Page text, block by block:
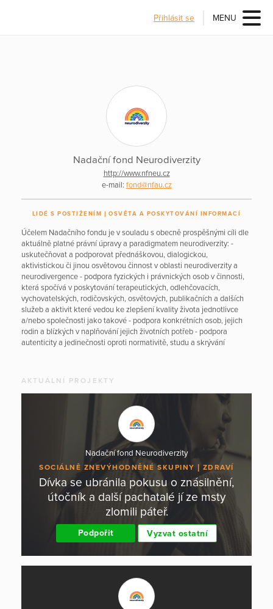
Přihlásit se MENU
Nadační fond Neurodiverzity
http://www.nfneu.cz
e-mail: fond@nfau.cz
LIDÉ S POSTIŽENÍM OSVĚTA A POSKYTOVÁNÍ INFORMACÍ
Účelem Nadačního fondu je v souladu s obecně prospěšnými cíli dle
aktuálně platné právní úpravy a paradigmatem neurodiverzity: -
uskutečňovat a podporovat přednáškovou, dialogickou,
aktivistickou či jinou osvětovou činnost v oblasti neurodiverzity a
neurodivergence - podpora fyzických i právnických osob v činnosti,
která spočívá v poskytování terapeutických, odlehčovacích,
vychovatelských, rodičovských, osvětových, publikačních a dalších
služeb a aktivit které vedou ke zlepšení kvality života jednotlivce
a/nebo společnosti jako takové - podpora konkrétních osob, jejich
rodin a blízkých v naplňování jejich životních potřeb - podpora
autenticity a jedinečnosti oproti normativitě, studu a skrývání
AKTUÁLNÍ PROJEKTY
Nadační fond Neurodiverzity
SOCIÁLNĚ ZNEVÝHODNĚNÉ SKUPINY ZDRAVÍ
Dívka se ubránila pokusu o znásilnění,
útočník a další pachatalé jí ze msty
zlomili páteř.
Podpořit Vyzvat ostatní